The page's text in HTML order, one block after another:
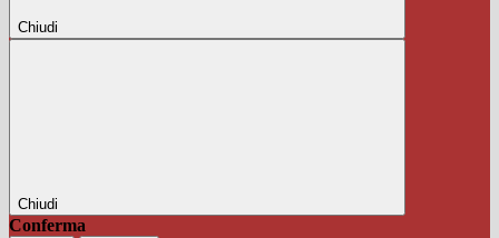
Chiudi
Chiudi
Conferma